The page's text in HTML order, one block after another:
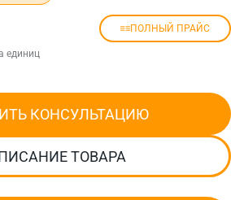
ПОЛНЫЙ ПРАЙС
единиц
КОНСУЛЬТАЦИЮ
ТОВАРА